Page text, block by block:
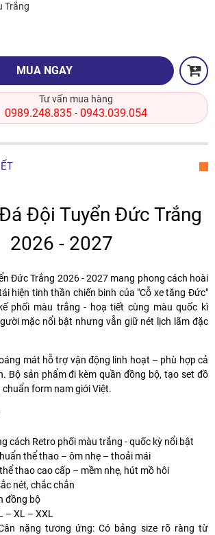
Trắng
MUA NGAY
Tư vấn mua hàng
0989.248.835- 0943.039.054
Đội Tuyển Đức Trắng
2026 - 2027
Đức Trắng 2026 - 2027 mang phong cách hoài
hiện tinh thần chiến binh của "Cỗ xe tăng Đức"
phối màu trắng - hoạ tiết cùng màu quốc kì
mặc nổi bật nhưng vẫn giữ nét lịch lãm đặc
mát hỗ trợ vận động linh hoạt – phù hợp cả
Bộ sản phẩm đi kèm quần đồng bộ, tạo set đồ
form nam giới Việt.
cách Retro phối màu trắng - quốc kỳ nổi bật
thể thao – ôm nhẹ – thoải mái
thao cao cấp – mềm nhẹ, hút mồ hôi
nét, chắc chắn
đồng bộ
– XL – XXL
nặng tương ứng: Có bảng size rõ ràng từ